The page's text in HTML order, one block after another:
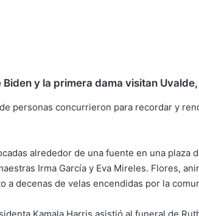
y la primera dama visitan
personas concurrieron para recordar y
alrededor de una fuente en una plaza
Irma García y Eva Mireles. Flores,
a decenas de velas encendidas por la